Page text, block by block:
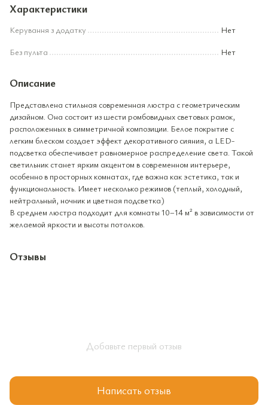
Характеристики
Керування з додатку
Нет
Без пульта
Нет
Описание
Представлена ​​стильная современная люстра с геометрическим
дизайном. Она состоит из шести ромбовидных световых рамок,
расположенных в симметричной композиции. Белое покрытие с
легким блеском создает эффект декоративного сияния, а LED-
подсветка обеспечивает равномерное распределение света. Такой
светильник станет ярким акцентом в современном интерьере,
особенно в просторных комнатах, где важна как эстетика, так и
функциональность. Имеет несколько режимов (теплый, холодный,
нейтральный, ночник и цветная подсветка)
В среднем люстра подходит для комнаты 10–14 м² в зависимости от
желаемой яркости и высоты потолков.
Отзывы
Добавьте первый отзыв
Написать отзыв